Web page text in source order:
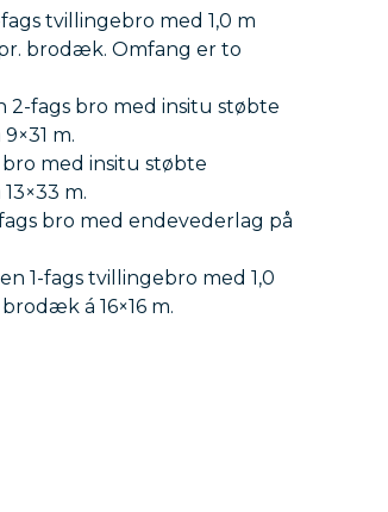
tvillingebro med 1,0 m
brodæk. Omfang er to
2-fags bro med insitu støbte
m.
bro med insitu støbte
m.
bro med endevederlag på
1-fags tvillingebro med 1,0
á 16×16 m.